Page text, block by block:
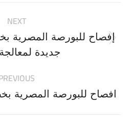
navigation
افصاح للبورصة المصرية
NEXT
Next
post:
إفصاح للبورصة المصرية
جديدة